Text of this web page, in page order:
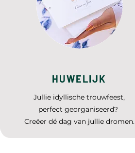
HUWELIJK
Jullie idyllische trouwfeest,
perfect georganiseerd?
Creëer dé dag van jullie dromen.